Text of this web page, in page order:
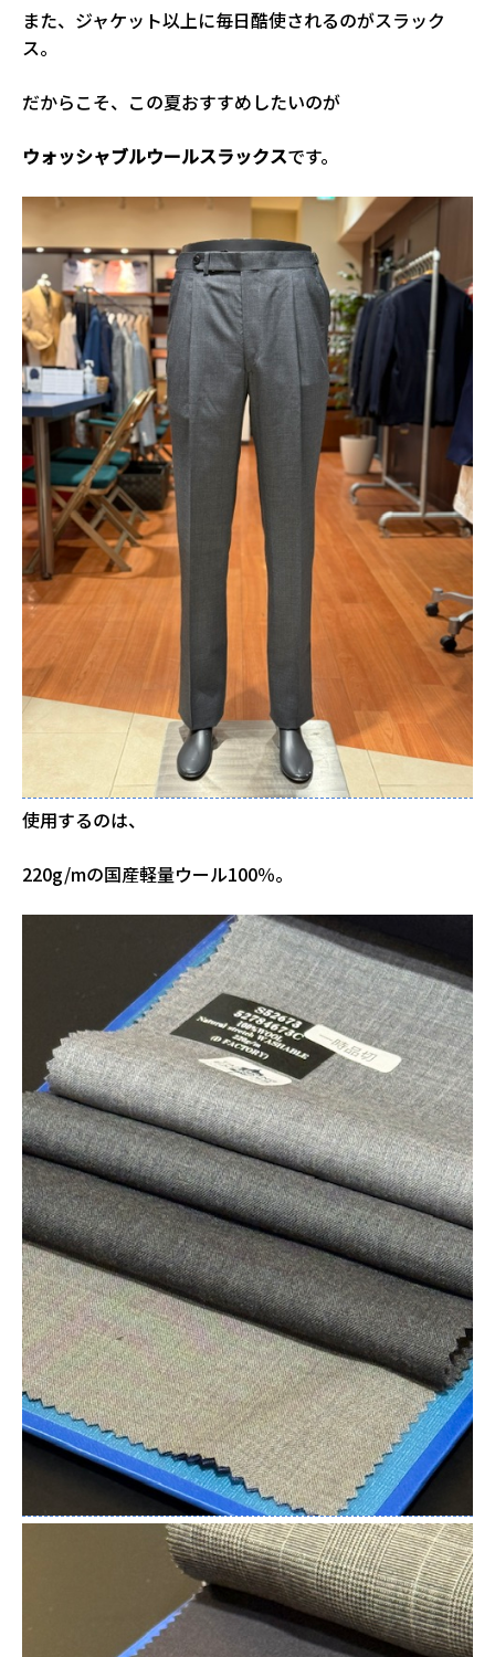
また、ジャケット以上に毎日酷使されるのがスラック
ス。
だからこそ、この夏おすすめしたいのが
ウォッシャブルウールスラックスです。
使用するのは、
220g/mの国産軽量ウール100％。